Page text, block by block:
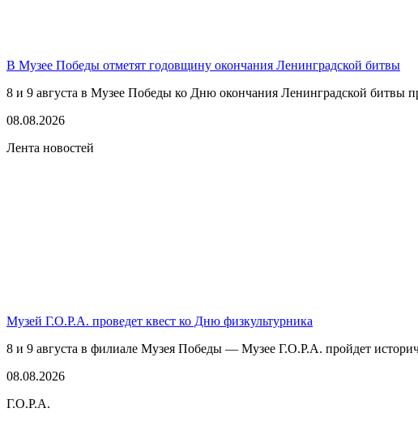
В Музее Победы отметят годовщину окончания Ленинградской битвы
8 и 9 августа в Музее Победы ко Дню окончания Ленинградской битвы
08.08.2026
Лента новостей
Музей Г.О.Р.А. проведет квест ко Дню физкультурника
8 и 9 августа в филиале Музея Победы — Музее Г.О.Р.А. пройдет
08.08.2026
Г.О.Р.А.